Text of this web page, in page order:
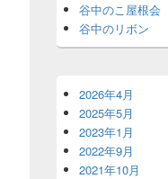
谷中のこ屋根会
谷中のリボン
2026年4月
2025年5月
2023年1月
2022年9月
2021年10月